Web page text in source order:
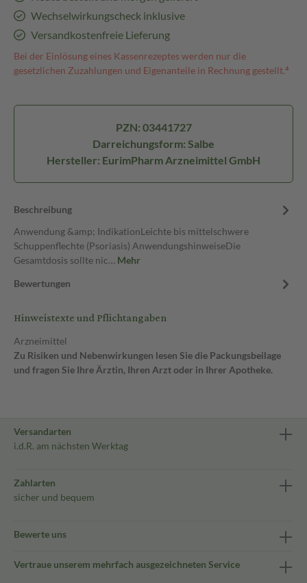
Wechselwirkungscheck inklusive
Versandkostenfreie Lieferung
Bei der Einlösung eines Kassenrezeptes werden nur die
gesetzlichen Zuzahlungen und Eigenanteile in Rechnung gestellt.⁴
PZN: 03441727
Darreichungsform: Salbe
Hersteller: EurimPharm Arzneimittel GmbH
Beschreibung
Anwendung &amp; IndikationLeichte bis mittelschwere
Schuppenflechte (Psoriasis) AnwendungshinweiseDie
Gesamtdosis sollte nic… Mehr
Bewertungen
Hinweistexte und Pflichtangaben
Arzneimittel
Zu Risiken und Nebenwirkungen lesen Sie die Packungsbeilage
und fragen Sie Ihre Ärztin, Ihren Arzt oder in Ihrer Apotheke.
Versandarten
i.d.R. am nächsten Werktag
Zahlarten
sicher und bequem
Bewerte uns
Vertraue unserem mehrfach ausgezeichneten Service